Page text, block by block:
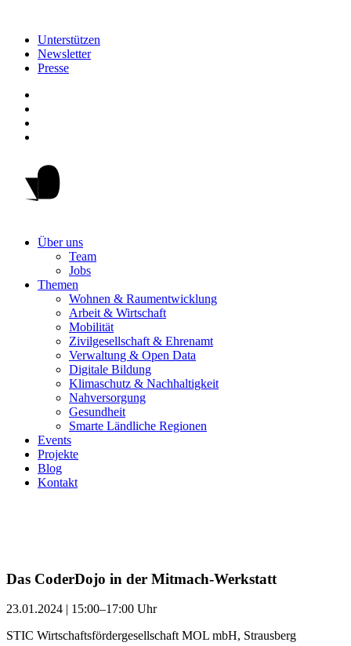
Unterstützen
Newsletter
Presse
Über uns
Team
Jobs
Themen
Wohnen & Raumentwicklung
Arbeit & Wirtschaft
Mobilität
Zivilgesellschaft & Ehrenamt
Verwaltung & Open Data
Digitale Bildung
Klimaschutz & Nachhaltigkeit
Nahversorgung
Gesundheit
Smarte Ländliche Regionen
Events
Projekte
Blog
Kontakt
Das CoderDojo in der Mitmach-Werkstatt
23.01.2024 | 15:00–17:00 Uhr
STIC Wirtschaftsfördergesellschaft MOL mbH, Strausberg